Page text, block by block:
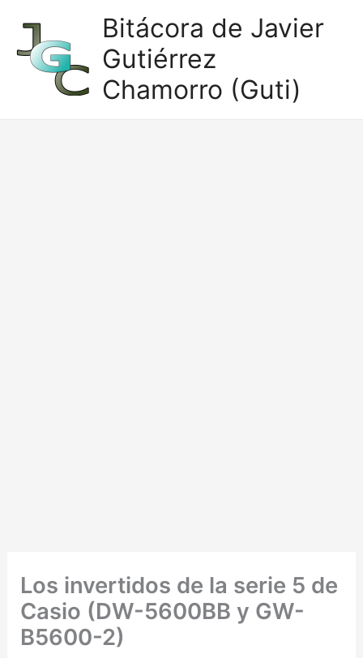
contenido
Bitácora de Javier
Gutiérrez
Chamorro (Guti)
Los invertidos de la serie 5 de
Casio (DW-5600BB y GW-
B5600-2)